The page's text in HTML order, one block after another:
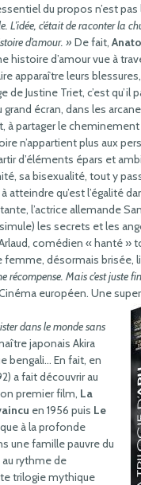
du propos n’est
c’était de raconter la
d’amour. » De fait,
histoire d’amour vue à
apparaître leurs
Justine Triet, c’est qu’il
écran, dans les
partager le
n’appartient plus aux
d’éléments épars et
sa bisexualité, tout y
qu’est l’égalité
l’actrice allemande
les secrets et les
comédien « hanté »
femme, désormais brisée,
récompense. Mais c’est juste
européen. Une
dans le monde sans
japonais Akira
bengali… En fait, en
a fait découvrir au
premier film, La
en 1956 puis Le
à la profonde
une famille pauvre du
au rythme de
trilogie mythique